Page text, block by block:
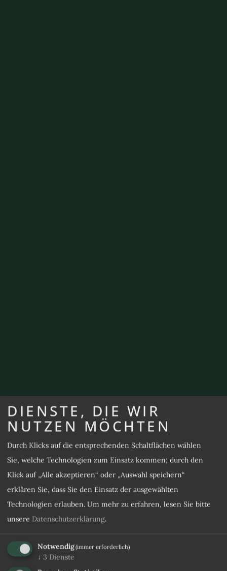
DIENSTE, DIE WIR
NUTZEN MÖCHTEN
Durch Klicks auf die entsprechenden Schaltflächen wählen
Sie, welche Technologien zum Einsatz kommen; durch den
Klick auf „Alle akzeptieren“ oder „Auswahl speichern“
erklären Sie, dass Sie den Einsatz der ausgewählten
Technologien erlauben. Um mehr zu erfahren, lesen Sie bitte
unsere Datenschutzerklärung.
Notwendig(immer erforderlich)
↓ 3 Dienste